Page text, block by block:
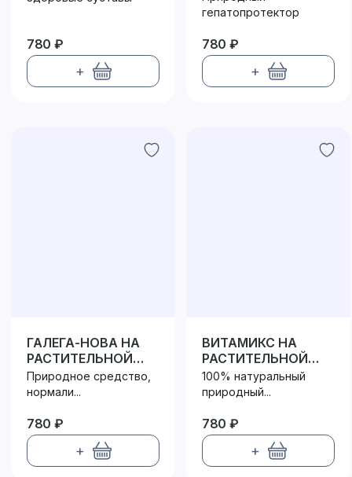
780 ₽
+
гепатопротектор
780 ₽
+
ГАЛЕГА-НОВА НА
РАСТИТЕЛЬНОЙ
КЛЕТЧАТКЕ
Природное средство,
нормали...
780 ₽
+
ВИТАМИКС НА
РАСТИТЕЛЬНОЙ
КЛЕТЧАТКЕ
100% натуральный
природный...
780 ₽
+